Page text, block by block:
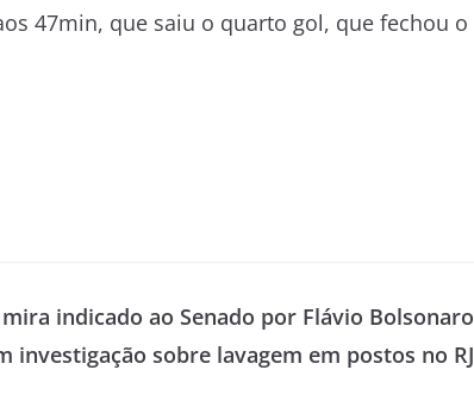
47min, que saiu o quarto gol, que fechou o
mira indicado ao Senado por Flávio Bolsonaro
investigação sobre lavagem em postos no RJ